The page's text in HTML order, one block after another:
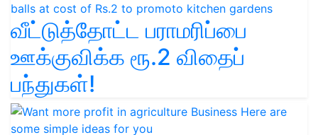
வீட்டுத்தோட்ட பராமரிப்பை
ஊக்குவிக்க ரூ.2 விதைப்
பந்துகள்!